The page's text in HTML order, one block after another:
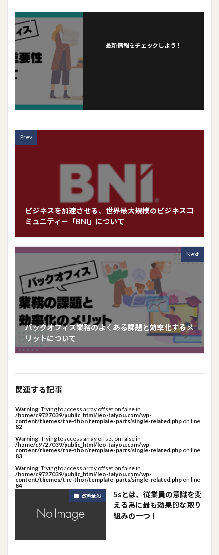
o
k
最新情報をチェックしよう！
Prev
ビジネスを加速させる、世界最大規模のビジネスコ
ミュニティー「BNI」について
Next
バックオフィス業務のよくある課題と効率化するメ
リットについて
関連する記事
Warning: Trying to access array offset on false in
/home/c9727039/public_html/leo-taiyou.com/wp-
content/themes/the-thor/template-parts/single-related.php on line
82
Warning: Trying to access array offset on false in
/home/c9727039/public_html/leo-taiyou.com/wp-
content/themes/the-thor/template-parts/single-related.php on line
83
Warning: Trying to access array offset on false in
/home/c9727039/public_html/leo-taiyou.com/wp-
content/themes/the-thor/template-parts/single-related.php on line
84
改善全般
5sとは、従業員の意識を変
える為に最も効果的な取り
組みの一つ！